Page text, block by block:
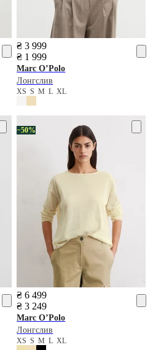
₴ 3 999
₴ 1 999
Marc O’Polo
Лонгслив
XSSMLXL
−50%
₴ 6 499
₴ 3 249
Marc O’Polo
Лонгслив
XSSMLXL